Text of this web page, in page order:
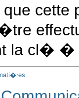
que
la cl�